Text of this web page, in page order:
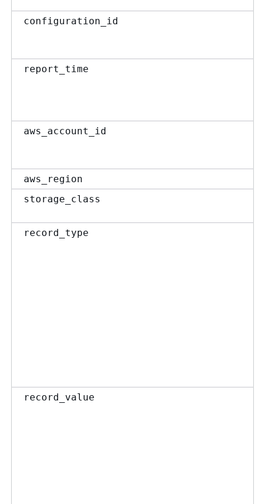
configuration_id
report_time
aws_account_id
aws_region
storage_class
record_type
record_value